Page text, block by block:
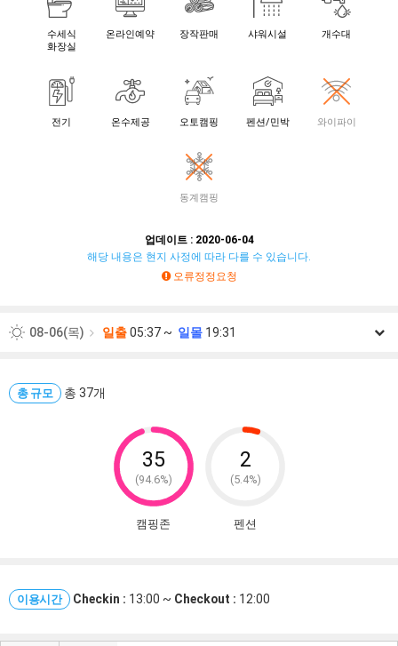
수세식
화장실
온라인예약 장작판매 샤워시설 개수대
전기 온수제공 오토캠핑 펜션/민박 와이파이
동계캠핑
업데이트 : 2020-06-04
해당 내용은 현지 사정에 따라 다를 수 있습니다.
오류정정요청
08-06(목) 일출05:37 ~ 일몰 19:31
08-08(토) 일출
05:39 ~
일출 05:40 ~ 일몰
일출 05:41 ~ 일몰 19:25
총 규모 총 37개
35
(94.6%)
캠핑존
2
(5.4%)
펜션
이용시간 Checkin : 13:00 ~ Checkout : 12:00